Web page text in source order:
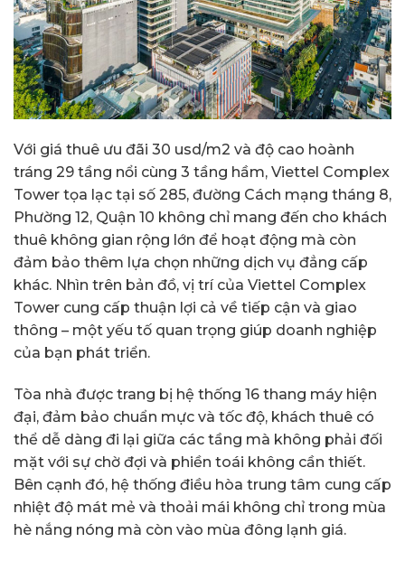
Với giá thuê ưu đãi 30 usd/m2 và độ cao hoành
tráng 29 tầng nổi cùng 3 tầng hầm, Viettel Complex
Tower tọa lạc tại số 285, đường Cách mạng tháng 8,
Phường 12, Quận 10 không chỉ mang đến cho khách
thuê không gian rộng lớn để hoạt động mà còn
đảm bảo thêm lựa chọn những dịch vụ đẳng cấp
khác. Nhìn trên bản đồ, vị trí của Viettel Complex
Tower cung cấp thuận lợi cả về tiếp cận và giao
thông – một yếu tố quan trọng giúp doanh nghiệp
của bạn phát triển.
Tòa nhà được trang bị hệ thống 16 thang máy hiện
đại, đảm bảo chuẩn mực và tốc độ, khách thuê có
thể dễ dàng đi lại giữa các tầng mà không phải đối
mặt với sự chờ đợi và phiền toái không cần thiết.
Bên cạnh đó, hệ thống điều hòa trung tâm cung cấp
nhiệt độ mát mẻ và thoải mái không chỉ trong mùa
hè nắng nóng mà còn vào mùa đông lạnh giá.